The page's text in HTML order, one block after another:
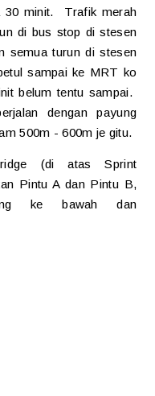
30 minit. Trafik merah
di bus stop di stesen
semua turun di stesen
sampai ke MRT ko
belum tentu sampai.
dengan payung
500m - 600m je gitu.
(di atas Sprint
Pintu A dan Pintu B,
ke bawah dan